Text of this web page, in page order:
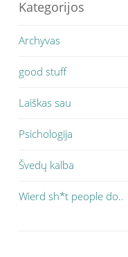
Kategorijos
Archyvas
good stuff
Laiškas sau
Psichologija
Švedų kalba
Wierd sh*t people do..